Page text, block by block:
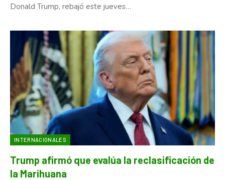
Donald Trump, rebajó este jueves…
INTERNACIONALES
Trump afirmó que evalúa la reclasificación de
la Marihuana